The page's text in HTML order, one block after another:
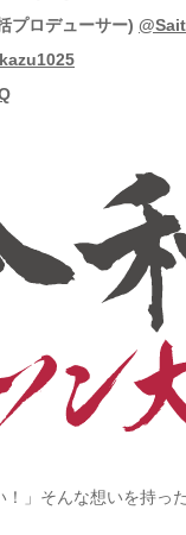
プロデューサー)
！」そんな想いを持っ